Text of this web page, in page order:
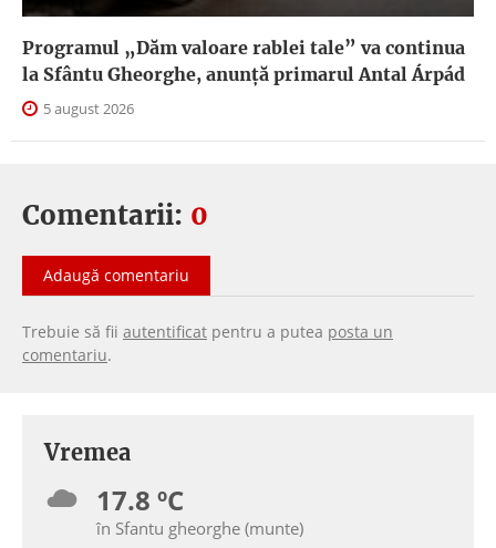
Programul „Dăm valoare rablei tale” va continua
la Sfântu Gheorghe, anunţă primarul Antal Árpád
5 august 2026
Comentarii: 0
Adaugă comentariu
Trebuie să fii autentificat pentru a putea posta un
comentariu.
Vremea
17.8 ºC
în Sfantu gheorghe (munte)